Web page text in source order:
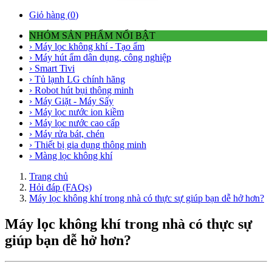
Giỏ hàng (0)
NHÓM SẢN PHẨM NỔI BẬT
› Máy lọc không khí - Tạo ẩm
› Máy hút ẩm dân dụng, công nghiệp
› Smart Tivi
› Tủ lạnh LG chính hãng
› Robot hút bụi thông minh
› Máy Giặt - Máy Sấy
› Máy lọc nước ion kiềm
› Máy lọc nước cao cấp
› Máy rửa bát, chén
› Thiết bị gia dụng thông minh
› Màng lọc không khí
Trang chủ
Hỏi đáp (FAQs)
Máy lọc không khí trong nhà có thực sự giúp bạn dễ hở hơn?
Máy lọc không khí trong nhà có thực sự
giúp bạn dễ hở hơn?